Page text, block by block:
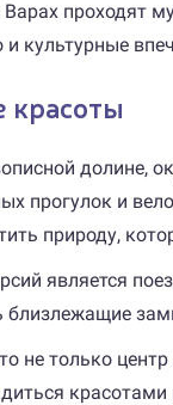
проходят
культурные
красоты
долине,
прогулок и
природу,
является
близлежащие
только центр